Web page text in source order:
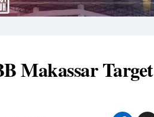
Makassar Target